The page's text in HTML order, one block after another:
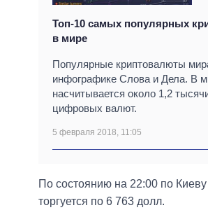
Топ-10 самых популярных
в мире
Популярные криптовалюты
инфографике Слова и Дела. В
насчитывается около 1,2
цифровых валют.
5 февраля 2018, 11:05
По состоянию на 22:00 по Киеву
торгуется по 6 763 долл.